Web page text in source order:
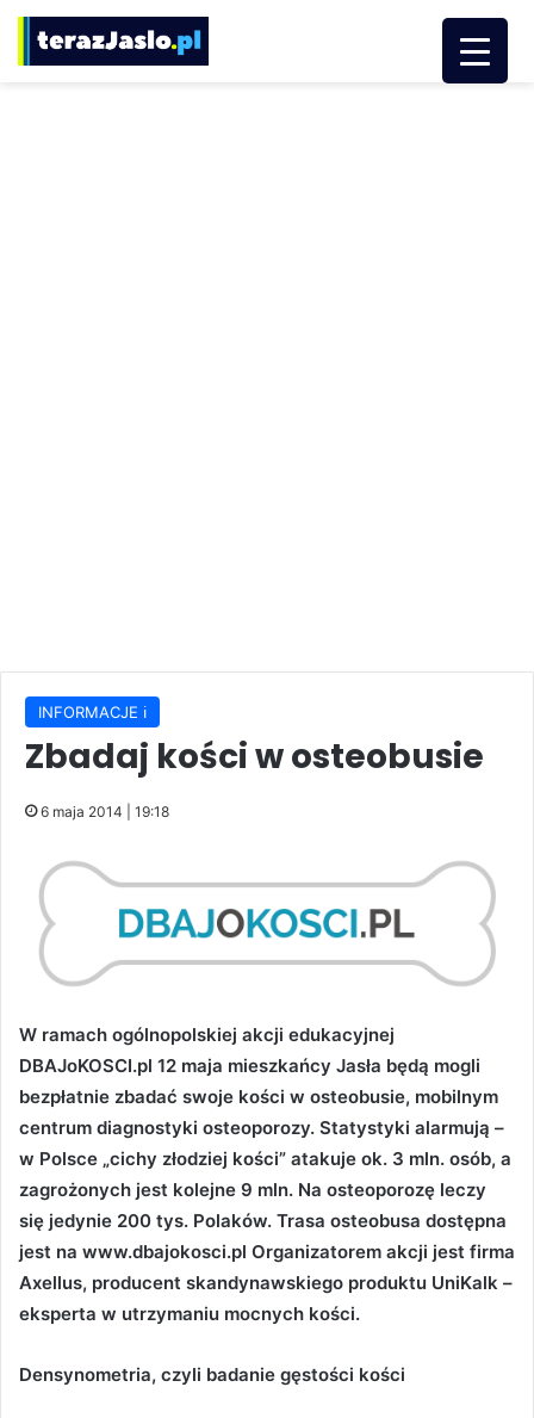
INFORMACJE ℹ️
Zbadaj kości w osteobusie
6 maja 2014 | 19:18
W ramach ogólnopolskiej akcji edukacyjnej
DBAJoKOSCI.pl 12 maja mieszkańcy Jasła będą mogli
bezpłatnie zbadać swoje kości w osteobusie, mobilnym
centrum diagnostyki osteoporozy. Statystyki alarmują –
w Polsce „cichy złodziej kości” atakuje ok. 3 mln. osób, a
zagrożonych jest kolejne 9 mln. Na osteoporozę leczy
się jedynie 200 tys. Polaków. Trasa osteobusa dostępna
jest na www.dbajokosci.pl Organizatorem akcji jest firma
Axellus, producent skandynawskiego produktu UniKalk –
eksperta w utrzymaniu mocnych kości.
Densynometria, czyli badanie gęstości kości